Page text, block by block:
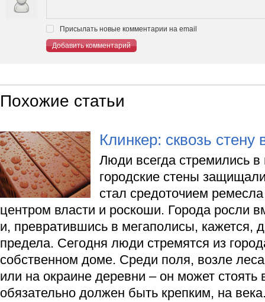
Присылать новые комментарии на email
Добавить комментарий
Похожие статьи
Клинкер: сквозь стену
Люди всегда стремились в
городские стены
стал средоточием
центром власти и роскоши. Города росли
и, превратившись в мегаполисы, кажется,
предела. Сегодня люди стремятся из
собственном доме. Среди поля, возле
или на окраине деревни – он может стоять
обязательно должен быть крепким, на